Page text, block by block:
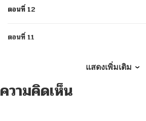
ตอนที่ 12
ตอนที่ 11
ตอนที่ 9
แสดงเพิ่มเติม
ความคิดเห็น